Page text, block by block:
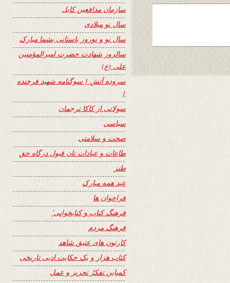
سازمان مدافعین کابل
سال نو میلادی
سال نو و نوروز باستانی بشما مبارک
سالروز شهادت حضرت امیرالمؤمنین
علی (ع)
سروده آتش { سوگنامه شهید فرخنده
}
سولاتی از کاکا ترجمان
سیاسی
صحت و سلامتی
طاعات و عبادات تان قبول درگاه حق
طنز
عید همه مبارک
فراخوان ها
فرهنگ کتاب و کتابخوانی٬
فرهنگ مردم
کارتون های عتیق شاهد
کتاب هزار و یک حکایت ادبی تاریخی
کمپاین تفکرُ تحریر و عمل